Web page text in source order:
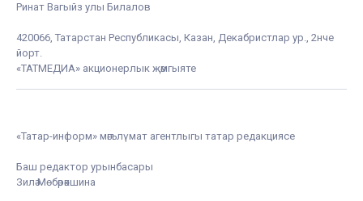
Ринат Вагыйз улы Билалов
420066, Татарстан Республикасы, Казан, Декабристлар ур., 2нче
йорт.
«ТАТМЕДИА» акционерлык җәмгыяте
«Татар-информ» мәгълүмат агентлыгы татар редакциясе
Баш редактор урынбасары
Зилә Мөбәрәкшина